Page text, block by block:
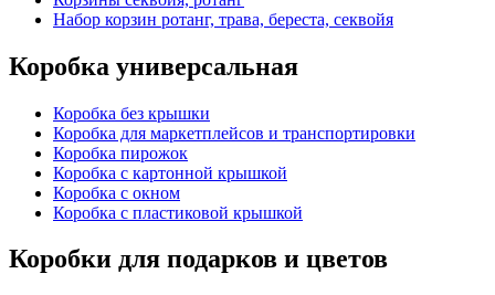
Набор корзин ротанг, трава, береста, секвойя
Коробка универсальная
Коробка без крышки
Коробка для маркетплейсов и транспортировки
Коробка пирожок
Коробка с картонной крышкой
Коробка с окном
Коробка с пластиковой крышкой
Коробки для подарков и цветов